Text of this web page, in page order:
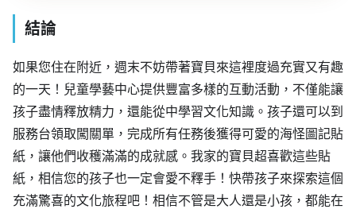
結論
如果您住在附近，週末不妨帶著寶貝來這裡度過充實又有趣
的一天！兒童學藝中心提供豐富多樣的互動活動，不僅能讓
孩子盡情釋放精力，還能從中學習文化知識。孩子還可以到
服務台領取闖關單，完成所有任務後獲得可愛的海怪圖記貼
紙，讓他們收穫滿滿的成就感。我家的寶貝超喜歡這些貼
紙，相信您的孩子也一定會愛不釋手！快帶孩子來探索這個
充滿驚喜的文化旅程吧！相信不管是大人還是小孩，都能在